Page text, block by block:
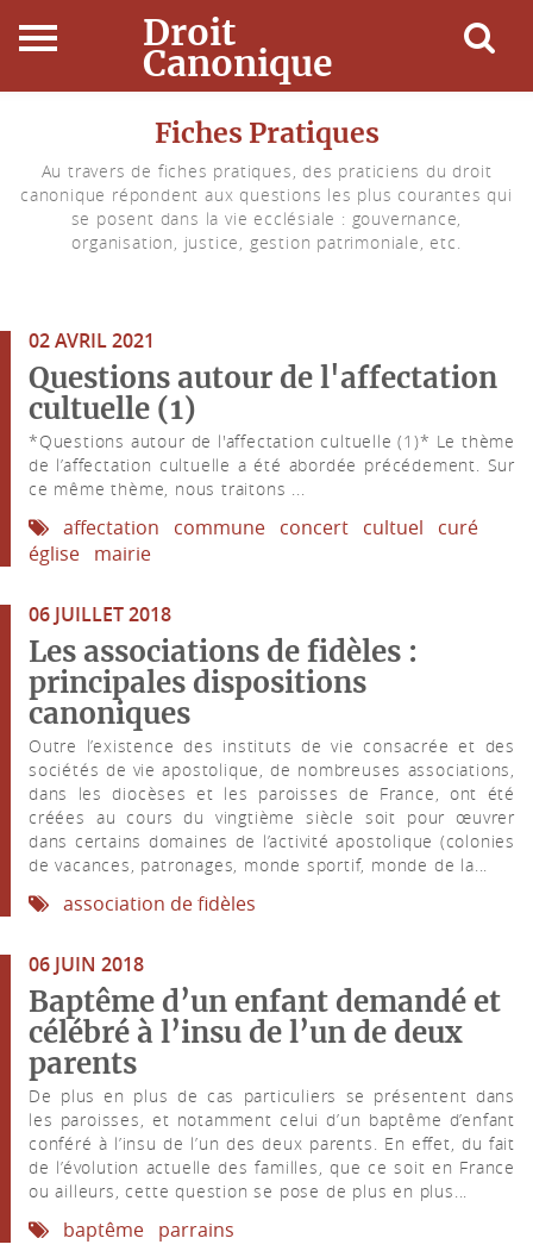
Droit
Canonique
Droit Canonique
Ressources
Connexion
Fiches Pratiques
Au travers de fiches pratiques, des praticiens du droit
canonique répondent aux questions les plus courantes qui
se posent dans la vie ecclésiale : gouvernance,
organisation, justice, gestion patrimoniale, etc.
02 AVRIL 2021
Questions autour de l'affectation
cultuelle (1)
*Questions autour de l'affectation cultuelle (1)* Le thème
de l’affectation cultuelle a été abordée précédement. Sur
ce même thème, nous traitons ...
affectation commune concert cultuel
curé
église mairie
06 JUILLET 2018
Les associations de fidèles :
principales dispositions
canoniques
Outre l’existence des instituts de vie consacrée et des
sociétés de vie apostolique, de nombreuses associations,
dans les diocèses et les paroisses de France, ont été
créées au cours du vingtième siècle soit pour œuvrer
dans certains domaines de l’activité apostolique (colonies
de vacances, patronages, monde sportif, monde de la...
association de fidèles
06 JUIN 2018
Baptême d’un enfant demandé et
célébré à l’insu de l’un de deux
parents
De plus en plus de cas particuliers se présentent dans
les paroisses, et notamment celui d’un baptême d’enfant
conféré à l’insu de l’un des deux parents. En effet, du fait
de l’évolution actuelle des familles, que ce soit en France
ou ailleurs, cette question se pose de plus en plus...
baptême parrains